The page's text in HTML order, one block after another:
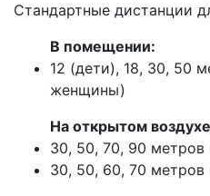
Стандартные дистанции
В помещении:
12 (дети), 18, 30, 50
женщины)
На открытом
30, 50, 70, 90
30, 50, 60, 70